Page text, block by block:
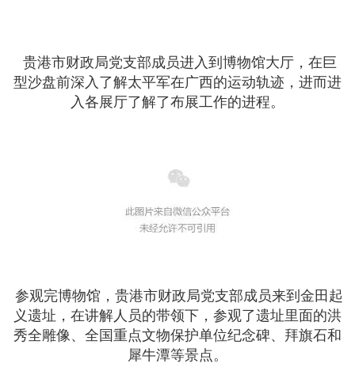
贵港市财政局党支部成员进入到博物馆大厅，在巨
型沙盘前深入了解太平军在广西的运动轨迹，进而进
入各展厅了解了布展工作的进程。
参观完博物馆，贵港市财政局党支部成员来到金田起
义遗址，在讲解人员的带领下，参观了遗址里面的洪
秀全雕像、全国重点文物保护单位纪念碑、拜旗石和
犀牛潭等景点。